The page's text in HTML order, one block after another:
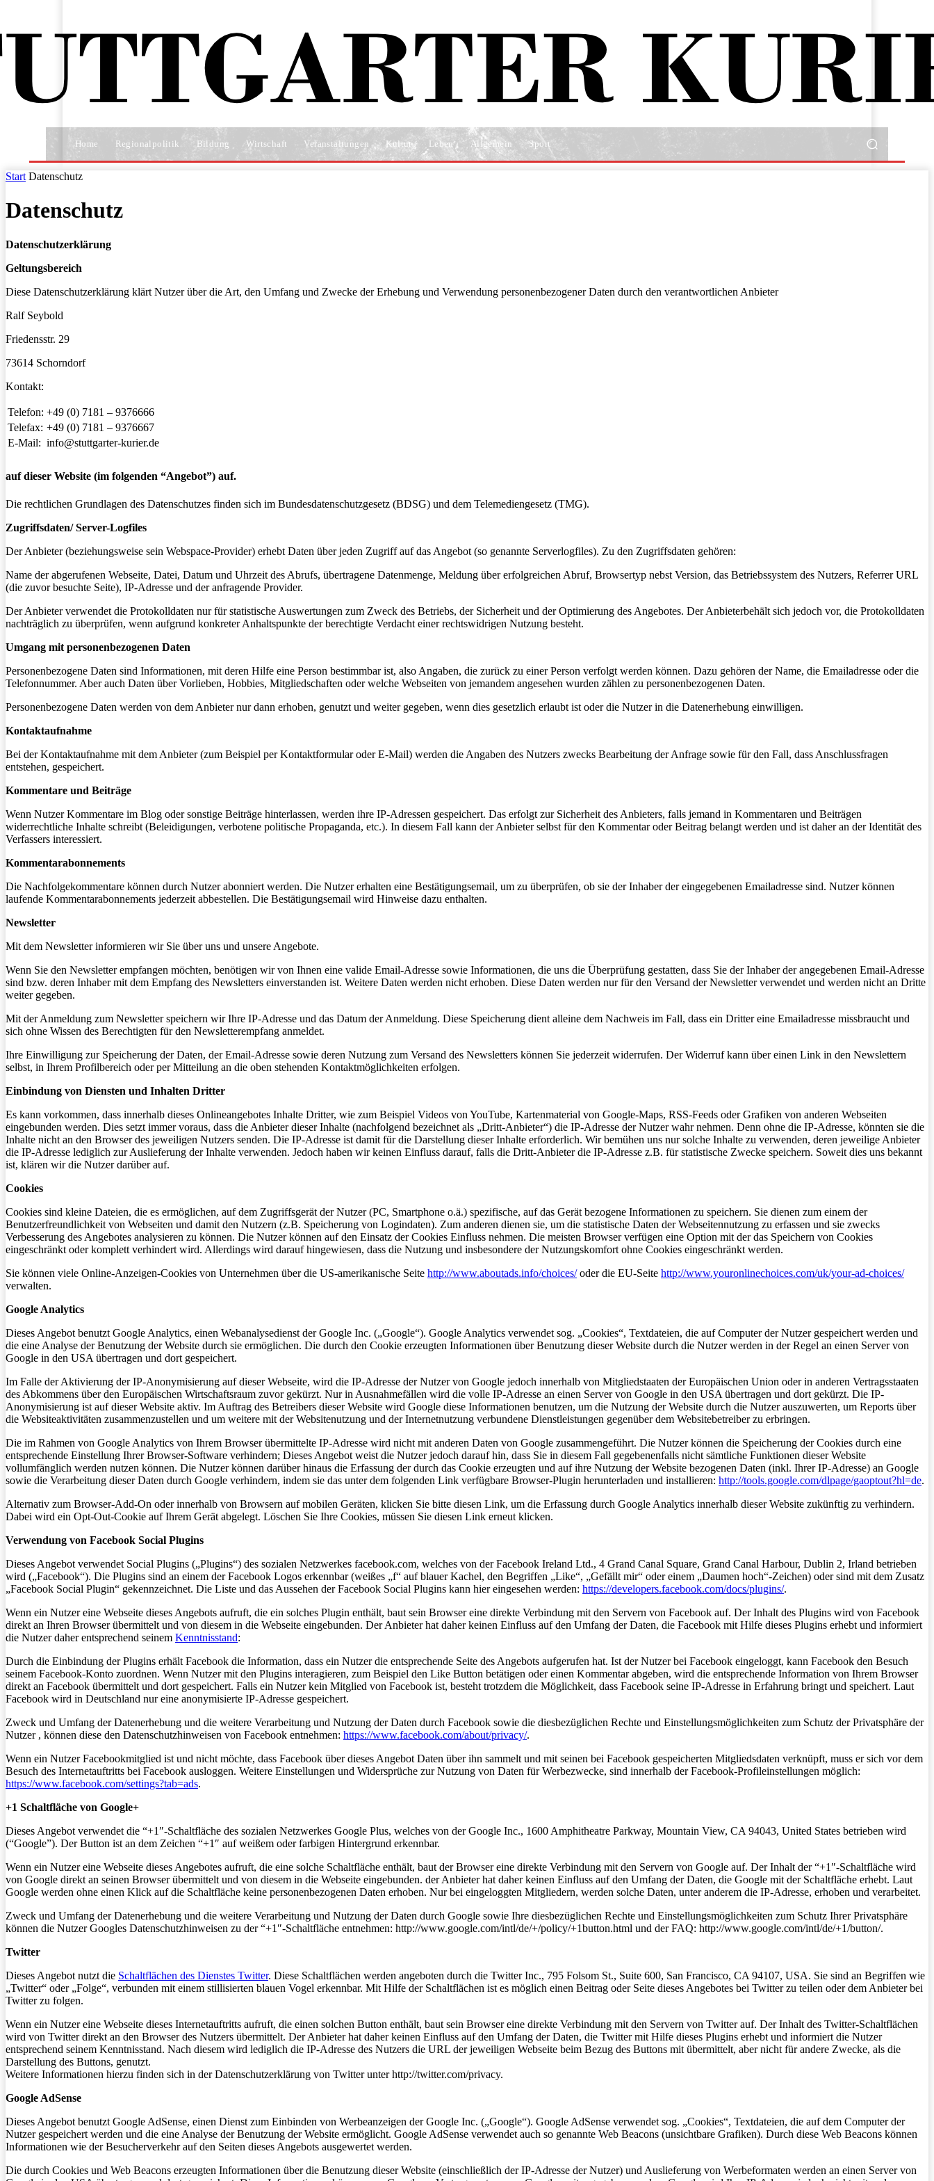
Home Regionalpolitik Bildung Wirtschaft Veranstaltungen Kultur Leben Allgemein Sport
Start Datenschutz
Datenschutz
Datenschutzerklärung
Geltungsbereich
Diese Datenschutzerklärung klärt Nutzer über die Art, den Umfang und Zwecke der Erhebung und Verwendung personenbezogener Daten durch den verantwortlichen Anbieter
Ralf Seybold
Friedensstr. 29
73614 Schorndorf
Kontakt:
Telefon: +49 (0) 7181 – 9376666
Telefax: +49 (0) 7181 – 9376667
E-Mail: info@stuttgarter-kurier.de
auf dieser Website (im folgenden “Angebot”) auf.
Die rechtlichen Grundlagen des Datenschutzes finden sich im Bundesdatenschutzgesetz (BDSG) und dem Telemediengesetz (TMG).
Zugriffsdaten/ Server-Logfiles
Der Anbieter (beziehungsweise sein Webspace-Provider) erhebt Daten über jeden Zugriff auf das Angebot (so genannte Serverlogfiles). Zu den Zugriffsdaten gehören:
Name der abgerufenen Webseite, Datei, Datum und Uhrzeit des Abrufs, übertragene Datenmenge, Meldung über erfolgreichen Abruf, Browsertyp nebst Version, das Betriebssystem des Nutzers, Referrer URL
(die zuvor besuchte Seite), IP-Adresse und der anfragende Provider.
Der Anbieter verwendet die Protokolldaten nur für statistische Auswertungen zum Zweck des Betriebs, der Sicherheit und der Optimierung des Angebotes. Der Anbieterbehält sich jedoch vor, die Protokolldaten
nachträglich zu überprüfen, wenn aufgrund konkreter Anhaltspunkte der berechtigte Verdacht einer rechtswidrigen Nutzung besteht.
Umgang mit personenbezogenen Daten
Personenbezogene Daten sind Informationen, mit deren Hilfe eine Person bestimmbar ist, also Angaben, die zurück zu einer Person verfolgt werden können. Dazu gehören der Name, die Emailadresse oder die
Telefonnummer. Aber auch Daten über Vorlieben, Hobbies, Mitgliedschaften oder welche Webseiten von jemandem angesehen wurden zählen zu personenbezogenen Daten.
Personenbezogene Daten werden von dem Anbieter nur dann erhoben, genutzt und weiter gegeben, wenn dies gesetzlich erlaubt ist oder die Nutzer in die Datenerhebung einwilligen.
Kontaktaufnahme
Bei der Kontaktaufnahme mit dem Anbieter (zum Beispiel per Kontaktformular oder E-Mail) werden die Angaben des Nutzers zwecks Bearbeitung der Anfrage sowie für den Fall, dass Anschlussfragen
entstehen, gespeichert.
Kommentare und Beiträge
Wenn Nutzer Kommentare im Blog oder sonstige Beiträge hinterlassen, werden ihre IP-Adressen gespeichert. Das erfolgt zur Sicherheit des Anbieters, falls jemand in Kommentaren und Beiträgen
widerrechtliche Inhalte schreibt (Beleidigungen, verbotene politische Propaganda, etc.). In diesem Fall kann der Anbieter selbst für den Kommentar oder Beitrag belangt werden und ist daher an der Identität des
Verfassers interessiert.
Kommentarabonnements
Die Nachfolgekommentare können durch Nutzer abonniert werden. Die Nutzer erhalten eine Bestätigungsemail, um zu überprüfen, ob sie der Inhaber der eingegebenen Emailadresse sind. Nutzer können
laufende Kommentarabonnements jederzeit abbestellen. Die Bestätigungsemail wird Hinweise dazu enthalten.
Newsletter
Mit dem Newsletter informieren wir Sie über uns und unsere Angebote.
Wenn Sie den Newsletter empfangen möchten, benötigen wir von Ihnen eine valide Email-Adresse sowie Informationen, die uns die Überprüfung gestatten, dass Sie der Inhaber der angegebenen Email-Adresse
sind bzw. deren Inhaber mit dem Empfang des Newsletters einverstanden ist. Weitere Daten werden nicht erhoben. Diese Daten werden nur für den Versand der Newsletter verwendet und werden nicht an Dritte
weiter gegeben.
Mit der Anmeldung zum Newsletter speichern wir Ihre IP-Adresse und das Datum der Anmeldung. Diese Speicherung dient alleine dem Nachweis im Fall, dass ein Dritter eine Emailadresse missbraucht und
sich ohne Wissen des Berechtigten für den Newsletterempfang anmeldet.
Ihre Einwilligung zur Speicherung der Daten, der Email-Adresse sowie deren Nutzung zum Versand des Newsletters können Sie jederzeit widerrufen. Der Widerruf kann über einen Link in den Newslettern
selbst, in Ihrem Profilbereich oder per Mitteilung an die oben stehenden Kontaktmöglichkeiten erfolgen.
Einbindung von Diensten und Inhalten Dritter
Es kann vorkommen, dass innerhalb dieses Onlineangebotes Inhalte Dritter, wie zum Beispiel Videos von YouTube, Kartenmaterial von Google-Maps, RSS-Feeds oder Grafiken von anderen Webseiten
eingebunden werden. Dies setzt immer voraus, dass die Anbieter dieser Inhalte (nachfolgend bezeichnet als „Dritt-Anbieter“) die IP-Adresse der Nutzer wahr nehmen. Denn ohne die IP-Adresse, könnten sie die
Inhalte nicht an den Browser des jeweiligen Nutzers senden. Die IP-Adresse ist damit für die Darstellung dieser Inhalte erforderlich. Wir bemühen uns nur solche Inhalte zu verwenden, deren jeweilige Anbieter
die IP-Adresse lediglich zur Auslieferung der Inhalte verwenden. Jedoch haben wir keinen Einfluss darauf, falls die Dritt-Anbieter die IP-Adresse z.B. für statistische Zwecke speichern. Soweit dies uns bekannt
ist, klären wir die Nutzer darüber auf.
Cookies
Cookies sind kleine Dateien, die es ermöglichen, auf dem Zugriffsgerät der Nutzer (PC, Smartphone o.ä.) spezifische, auf das Gerät bezogene Informationen zu speichern. Sie dienen zum einem der
Benutzerfreundlichkeit von Webseiten und damit den Nutzern (z.B. Speicherung von Logindaten). Zum anderen dienen sie, um die statistische Daten der Webseitennutzung zu erfassen und sie zwecks
Verbesserung des Angebotes analysieren zu können. Die Nutzer können auf den Einsatz der Cookies Einfluss nehmen. Die meisten Browser verfügen eine Option mit der das Speichern von Cookies
eingeschränkt oder komplett verhindert wird. Allerdings wird darauf hingewiesen, dass die Nutzung und insbesondere der Nutzungskomfort ohne Cookies eingeschränkt werden.
Sie können viele Online-Anzeigen-Cookies von Unternehmen über die US-amerikanische Seite http://www.aboutads.info/choices/oder die EU-Seite http://www.youronlinechoices.com/uk/your-ad-choices/
verwalten.
Google Analytics
Dieses Angebot benutzt Google Analytics, einen Webanalysedienst der Google Inc. („Google“). Google Analytics verwendet sog. „Cookies“, Textdateien, die auf Computer der Nutzer gespeichert werden und
die eine Analyse der Benutzung der Website durch sie ermöglichen. Die durch den Cookie erzeugten Informationen über Benutzung dieser Website durch die Nutzer werden in der Regel an einen Server von
Google in den USA übertragen und dort gespeichert.
Im Falle der Aktivierung der IP-Anonymisierung auf dieser Webseite, wird die IP-Adresse der Nutzer von Google jedoch innerhalb von Mitgliedstaaten der Europäischen Union oder in anderen Vertragsstaaten
des Abkommens über den Europäischen Wirtschaftsraum zuvor gekürzt. Nur in Ausnahmefällen wird die volle IP-Adresse an einen Server von Google in den USA übertragen und dort gekürzt. Die IP-
Anonymisierung ist auf dieser Website aktiv. Im Auftrag des Betreibers dieser Website wird Google diese Informationen benutzen, um die Nutzung der Website durch die Nutzer auszuwerten, um Reports über
die Websiteaktivitäten zusammenzustellen und um weitere mit der Websitenutzung und der Internetnutzung verbundene Dienstleistungen gegenüber dem Websitebetreiber zu erbringen.
Die im Rahmen von Google Analytics von Ihrem Browser übermittelte IP-Adresse wird nicht mit anderen Daten von Google zusammengeführt. Die Nutzer können die Speicherung der Cookies durch eine
entsprechende Einstellung Ihrer Browser-Software verhindern; Dieses Angebot weist die Nutzer jedoch darauf hin, dass Sie in diesem Fall gegebenenfalls nicht sämtliche Funktionen dieser Website
vollumfänglich werden nutzen können. Die Nutzer können darüber hinaus die Erfassung der durch das Cookie erzeugten und auf ihre Nutzung der Website bezogenen Daten (inkl. Ihrer IP-Adresse) an Google
sowie die Verarbeitung dieser Daten durch Google verhindern, indem sie das unter dem folgenden Link verfügbare Browser-Plugin herunterladen und installieren: http://tools.google.com/dlpage/gaoptout?hl=de.
Alternativ zum Browser-Add-On oder innerhalb von Browsern auf mobilen Geräten, klicken Sie bitte diesen Link, um die Erfassung durch Google Analytics innerhalb dieser Website zukünftig zu verhindern.
Dabei wird ein Opt-Out-Cookie auf Ihrem Gerät abgelegt. Löschen Sie Ihre Cookies, müssen Sie diesen Link erneut klicken.
Verwendung von Facebook Social Plugins
Dieses Angebot verwendet Social Plugins („Plugins“) des sozialen Netzwerkes facebook.com, welches von der Facebook Ireland Ltd., 4 Grand Canal Square, Grand Canal Harbour, Dublin 2, Irland betrieben
wird („Facebook“). Die Plugins sind an einem der Facebook Logos erkennbar (weißes „f“ auf blauer Kachel, den Begriffen „Like“, „Gefällt mir“ oder einem „Daumen hoch“-Zeichen) oder sind mit dem Zusatz
„Facebook Social Plugin“ gekennzeichnet. Die Liste und das Aussehen der Facebook Social Plugins kann hier eingesehen werden: https://developers.facebook.com/docs/plugins/.
Wenn ein Nutzer eine Webseite dieses Angebots aufruft, die ein solches Plugin enthält, baut sein Browser eine direkte Verbindung mit den Servern von Facebook auf. Der Inhalt des Plugins wird von Facebook
direkt an Ihren Browser übermittelt und von diesem in die Webseite eingebunden. Der Anbieter hat daher keinen Einfluss auf den Umfang der Daten, die Facebook mit Hilfe dieses Plugins erhebt und informiert
die Nutzer daher entsprechend seinem Kenntnisstand:
Durch die Einbindung der Plugins erhält Facebook die Information, dass ein Nutzer die entsprechende Seite des Angebots aufgerufen hat. Ist der Nutzer bei Facebook eingeloggt, kann Facebook den Besuch
seinem Facebook-Konto zuordnen. Wenn Nutzer mit den Plugins interagieren, zum Beispiel den Like Button betätigen oder einen Kommentar abgeben, wird die entsprechende Information von Ihrem Browser
direkt an Facebook übermittelt und dort gespeichert. Falls ein Nutzer kein Mitglied von Facebook ist, besteht trotzdem die Möglichkeit, dass Facebook seine IP-Adresse in Erfahrung bringt und speichert. Laut
Facebook wird in Deutschland nur eine anonymisierte IP-Adresse gespeichert.
Zweck und Umfang der Datenerhebung und die weitere Verarbeitung und Nutzung der Daten durch Facebook sowie die diesbezüglichen Rechte und Einstellungsmöglichkeiten zum Schutz der Privatsphäre der
Nutzer , können diese den Datenschutzhinweisen von Facebook entnehmen: https://www.facebook.com/about/privacy/.
Wenn ein Nutzer Facebookmitglied ist und nicht möchte, dass Facebook über dieses Angebot Daten über ihn sammelt und mit seinen bei Facebook gespeicherten Mitgliedsdaten verknüpft, muss er sich vor dem
Besuch des Internetauftritts bei Facebook ausloggen. Weitere Einstellungen und Widersprüche zur Nutzung von Daten für Werbezwecke, sind innerhalb der Facebook-Profileinstellungen möglich:
https://www.facebook.com/settings?tab=ads.
+1 Schaltfläche von Google+
Dieses Angebot verwendet die “+1″-Schaltfläche des sozialen Netzwerkes Google Plus, welches von der Google Inc., 1600 Amphitheatre Parkway, Mountain View, CA 94043, United States betrieben wird
(“Google”). Der Button ist an dem Zeichen “+1″ auf weißem oder farbigen Hintergrund erkennbar.
Wenn ein Nutzer eine Webseite dieses Angebotes aufruft, die eine solche Schaltfläche enthält, baut der Browser eine direkte Verbindung mit den Servern von Google auf. Der Inhalt der “+1″-Schaltfläche wird
von Google direkt an seinen Browser übermittelt und von diesem in die Webseite eingebunden. der Anbieter hat daher keinen Einfluss auf den Umfang der Daten, die Google mit der Schaltfläche erhebt. Laut
Google werden ohne einen Klick auf die Schaltfläche keine personenbezogenen Daten erhoben. Nur bei eingeloggten Mitgliedern, werden solche Daten, unter anderem die IP-Adresse, erhoben und verarbeitet.
Zweck und Umfang der Datenerhebung und die weitere Verarbeitung und Nutzung der Daten durch Google sowie Ihre diesbezüglichen Rechte und Einstellungsmöglichkeiten zum Schutz Ihrer Privatsphäre
können die Nutzer Googles Datenschutzhinweisen zu der “+1″-Schaltfläche entnehmen: http://www.google.com/intl/de/+/policy/+1button.html und der FAQ: http://www.google.com/intl/de/+1/button/.
Twitter
Dieses Angebot nutzt die Schaltflächen des Dienstes Twitter. Diese Schaltflächen werden angeboten durch die Twitter Inc., 795 Folsom St., Suite 600, San Francisco, CA 94107, USA. Sie sind an Begriffen wie
„Twitter“ oder „Folge“, verbunden mit einem stillisierten blauen Vogel erkennbar. Mit Hilfe der Schaltflächen ist es möglich einen Beitrag oder Seite dieses Angebotes bei Twitter zu teilen oder dem Anbieter bei
Twitter zu folgen.
Wenn ein Nutzer eine Webseite dieses Internetauftritts aufruft, die einen solchen Button enthält, baut sein Browser eine direkte Verbindung mit den Servern von Twitter auf. Der Inhalt des Twitter-Schaltflächen
wird von Twitter direkt an den Browser des Nutzers übermittelt. Der Anbieter hat daher keinen Einfluss auf den Umfang der Daten, die Twitter mit Hilfe dieses Plugins erhebt und informiert die Nutzer
entsprechend seinem Kenntnisstand. Nach diesem wird lediglich die IP-Adresse des Nutzers die URL der jeweiligen Webseite beim Bezug des Buttons mit übermittelt, aber nicht für andere Zwecke, als die
Darstellung des Buttons, genutzt.
Weitere Informationen hierzu finden sich in der Datenschutzerklärung von Twitter unter http://twitter.com/privacy.
Google AdSense
Dieses Angebot benutzt Google AdSense, einen Dienst zum Einbinden von Werbeanzeigen der Google Inc. („Google“). Google AdSense verwendet sog. „Cookies“, Textdateien, die auf dem Computer der
Nutzer gespeichert werden und die eine Analyse der Benutzung der Website ermöglicht. Google AdSense verwendet auch so genannte Web Beacons (unsichtbare Grafiken). Durch diese Web Beacons können
Informationen wie der Besucherverkehr auf den Seiten dieses Angebots ausgewertet werden.
Die durch Cookies und Web Beacons erzeugten Informationen über die Benutzung dieser Website (einschließlich der IP-Adresse der Nutzer) und Auslieferung von Werbeformaten werden an einen Server von